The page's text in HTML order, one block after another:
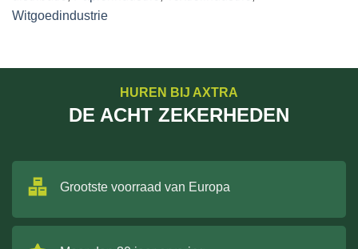
Witgoedindustrie
HUREN BIJ AXTRA
DE ACHT ZEKERHEDEN
Grootste voorraad van Europa